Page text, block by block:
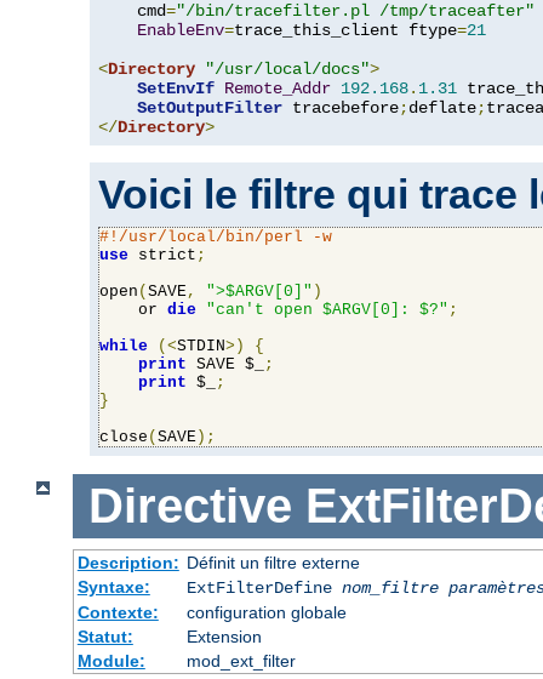
    cmd
="/bin/tracefilter.pl /tmp/traceafter"
EnableEnv=trace_this_client ftype=21
<Directory "/usr/local/docs">
SetEnvIf Remote_Addr 192.168. 1.31
SetOutputFilter tracebefore;deflate;
</Directory>
Voici le filtre qui trace
#!/usr/local/bin/perl -w
use strict ;
open ( SAVE, ">$ARGV[0]" )
    or
die "can't open $ARGV[0]: $?" ;
while
(<STDIN>)
{
print SAVE $_
;
print $_
;
}
close ( SAVE );
Directive
Description: Définit un filtre externe
Syntaxe:
ExtFilterDefine nom_filtre
Contexte:
configuration globale
Statut:
Extension
Module:
mod_ext_filter